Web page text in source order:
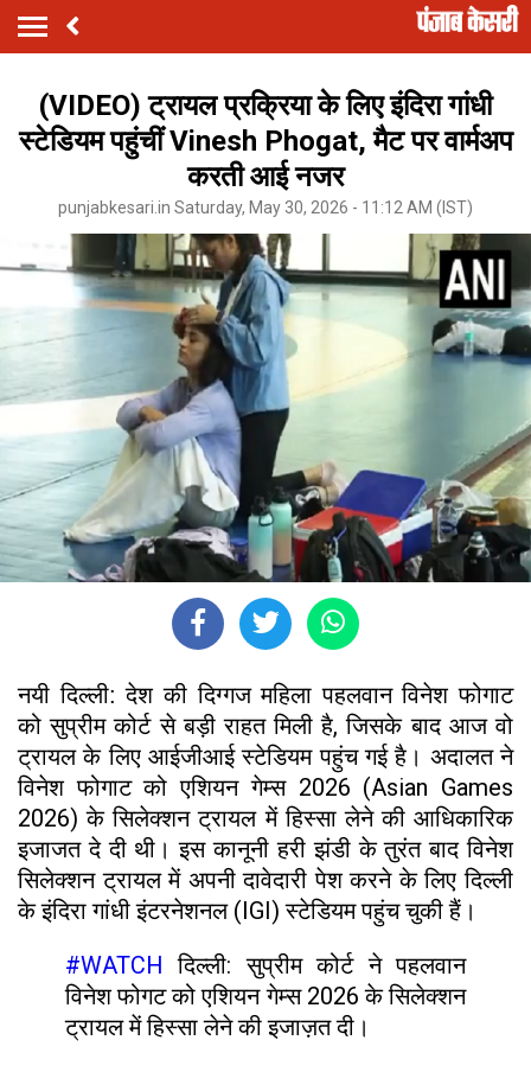
(VIDEO) ट्रायल प्रक्रिया के लिए इंदिरा गांधी
स्टेडियम पहुंचीं Vinesh Phogat, मैट पर वार्मअप
करती आई नजर
punjabkesari.in Saturday, May 30, 2026 - 11:12 AM (IST)
नयी दिल्ली: देश की दिग्गज महिला पहलवान विनेशफोगाट
को सुप्रीम कोर्ट से बड़ी राहत मिली है, जिसके बाद आज वो
ट्रायल के लिए आईजीआई स्टेडियम पहुंच गई है। अदालत ने
विनेश फोगाट को एशियन गेम्स 2026 (Asian Games
2026) के सिलेक्शन ट्रायल में हिस्सा लेने की आधिकारिक
इजाजत दे दी थी। इस कानूनी हरी झंडी के तुरंत बाद विनेश
सिलेक्शन ट्रायल में अपनी दावेदारी पेश करने के लिए दिल्ली
के इंदिरा गांधी इंटरनेशनल (IGI) स्टेडियम पहुंच चुकी हैं।
#WATCH दिल्ली: सुप्रीम कोर्ट ने पहलवान
विनेश फोगट को एशियन गेम्स 2026 के सिलेक्शन
ट्रायल में हिस्सा लेने की इजाज़त दी।